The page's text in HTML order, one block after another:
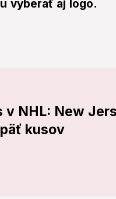
vyberať aj logo.
v NHL: New
kusov